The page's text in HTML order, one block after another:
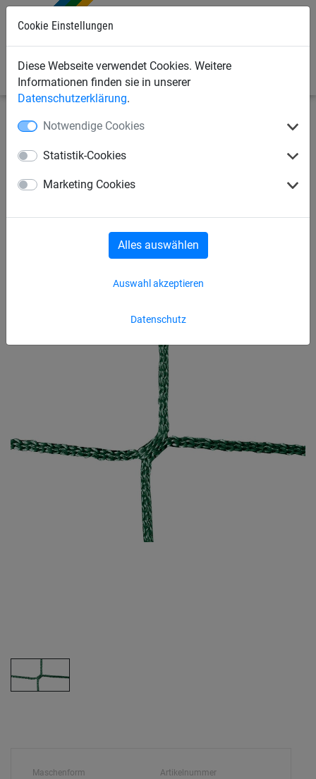
Cookie Einstellungen
Diese Webseite verwendet Cookies. Weitere
Informationen finden sie in unserer
Datenschutzerklärung.
Notwendige Cookies
Statistik-Cookies
Marketing Cookies
Datenschutz
Auswahl akzeptieren
Alles auswählen
Sportnetze Tennisnetze
Trenn-Netz aus PP, ca. 2,3 mm
stark, Maschenweite 45 mm
Maschenform Artikelnummer